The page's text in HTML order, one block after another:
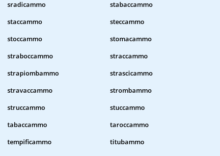
sradicammo
stabaccammo
staccammo
steccammo
stoccammo
stomacammo
straboccammo
straccammo
strapiombammo
strascicammo
stravaccammo
strombammo
struccammo
stuccammo
tabaccammo
taroccammo
tempificammo
titubammo